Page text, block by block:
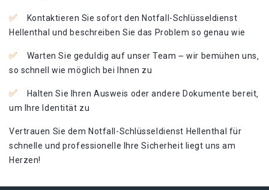
Kontaktieren Sie sofort den Notfall-Schlüsseldienst
Hellenthal und beschreiben Sie das Problem so genau wie
Warten Sie geduldig auf unser Team ౼ wir bemühen uns‚
so schnell wie möglich bei Ihnen zu
Halten Sie Ihren Ausweis oder andere Dokumente bereit‚
um Ihre Identität zu
Vertrauen Sie dem Notfall-Schlüsseldienst Hellenthal für
schnelle und professionelle Ihre Sicherheit liegt uns am
Herzen!​